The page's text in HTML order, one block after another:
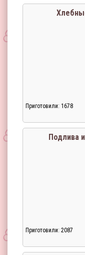
Приготовили: 1678
Подлива
Приготовили: 2087